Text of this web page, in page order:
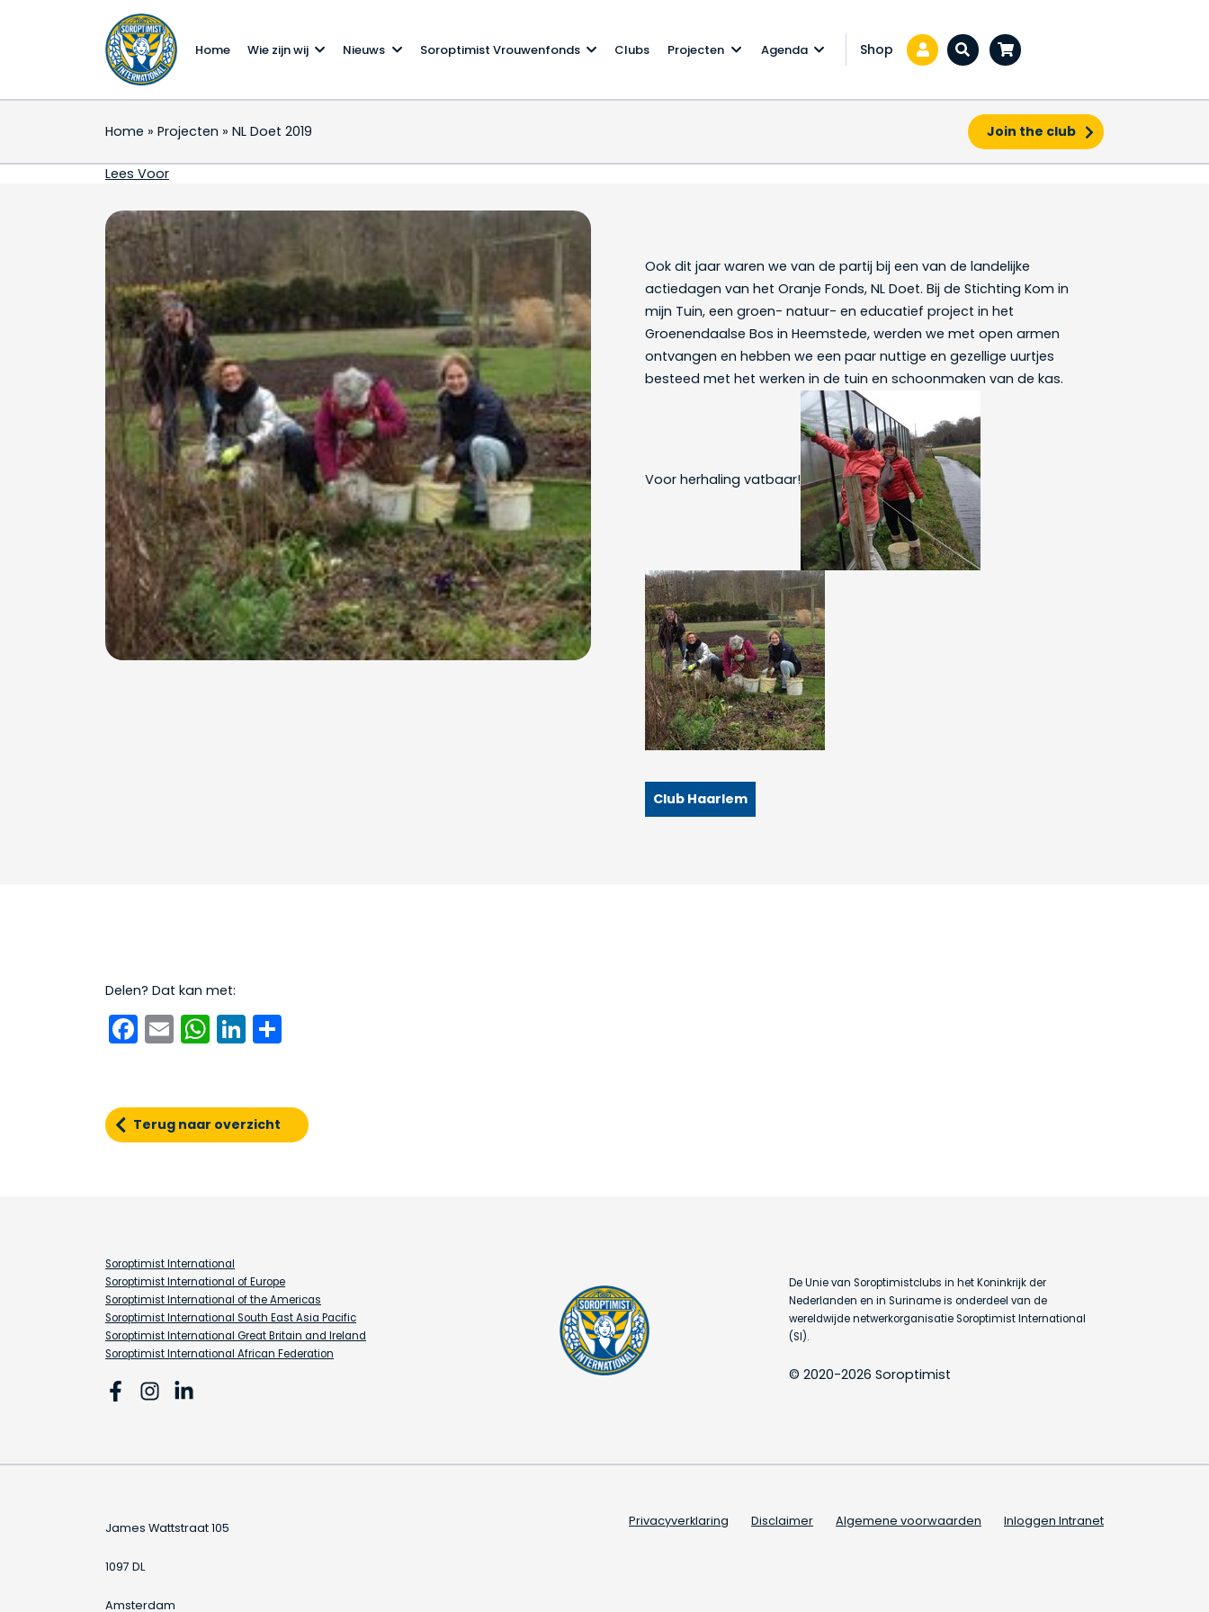
Home Wie zijn wij Nieuws Soroptimist Vrouwenfonds Clubs Projecten Agenda Shop Zoeken...
Home » Projecten » NL Doet 2019 Join the club
NL Doet 2019
Lees Voor
Ook dit jaar waren we van de partij bij een van de landelijke
actiedagen van het Oranje Fonds, NL Doet. Bij de Stichting Kom in
mijn Tuin, een groen- natuur- en educatief project in het
Groenendaalse Bos in Heemstede, werden we met open armen
ontvangen en hebben we een paar nuttige en gezellige uurtjes
besteed met het werken in de tuin en schoonmaken van de kas.
Voor herhaling vatbaar!
Club Haarlem
Delen? Dat kan met:
Facebook
EmailWhatsApp
LinkedIn
Terug naar overzicht
Soroptimist International
Soroptimist International of Europe
Soroptimist International of the Americas
Soroptimist International South East Asia Pacific
Soroptimist International Great Britain and Ireland
Soroptimist International African Federation
De Unie van Soroptimistclubs in het Koninkrijk der
Nederlanden en in Suriname is onderdeel van de
wereldwijde netwerkorganisatie Soroptimist International
(SI).
© 2020-2026 Soroptimist
James Wattstraat 105
1097 DL
Amsterdam
Privacyverklaring Disclaimer Algemene voorwaarden Inloggen Intranet